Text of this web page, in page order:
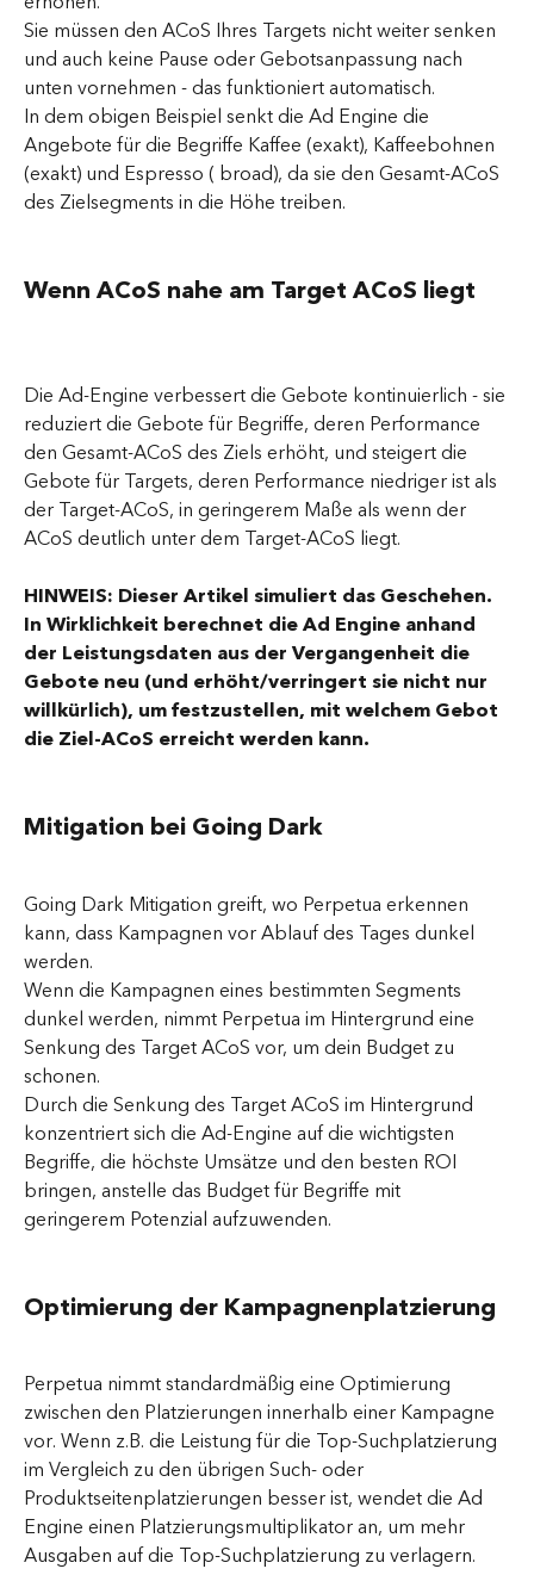
Sie müssen den ACoS Ihres Targets nicht weiter senken
und auch keine Pause oder Gebotsanpassung nach
unten vornehmen - das funktioniert automatisch.
In dem obigen Beispiel senkt die Ad Engine die
Angebote für die Begriffe Kaffee (exakt), Kaffeebohnen
(exakt) und Espresso ( broad), da sie den Gesamt-ACoS
des Zielsegments in die Höhe treiben.
Wenn ACoS nahe am Target ACoS liegt
Die Ad-Engine verbessert die Gebote kontinuierlich - sie
reduziert die Gebote für Begriffe, deren Performance
den Gesamt-ACoS des Ziels erhöht, und steigert die
Gebote für Targets, deren Performance niedriger ist als
der Target-ACoS, in geringerem Maße als wenn der
ACoS deutlich unter dem Target-ACoS liegt.
HINWEIS: Dieser Artikel simuliert das Geschehen.
In Wirklichkeit berechnet die Ad Engine anhand
der Leistungsdaten aus der Vergangenheit die
Gebote neu (und erhöht/verringert sie nicht nur
willkürlich), um festzustellen, mit welchem Gebot
die Ziel-ACoS erreicht werden kann.
Mitigation bei Going Dark
Going Dark Mitigation greift, wo Perpetua erkennen
kann, dass Kampagnen vor Ablauf des Tages dunkel
werden.
Wenn die Kampagnen eines bestimmten Segments
dunkel werden, nimmt Perpetua im Hintergrund eine
Senkung des Target ACoS vor, um dein Budget zu
schonen.
Durch die Senkung des Target ACoS im Hintergrund
konzentriert sich die Ad-Engine auf die wichtigsten
Begriffe, die höchste Umsätze und den besten ROI
bringen, anstelle das Budget für Begriffe mit
geringerem Potenzial aufzuwenden.
Optimierung der Kampagnenplatzierung
Perpetua nimmt standardmäßig eine Optimierung
zwischen den Platzierungen innerhalb einer Kampagne
vor. Wenn z.B. die Leistung für die Top-Suchplatzierung
im Vergleich zu den übrigen Such- oder
Produktseitenplatzierungen besser ist, wendet die Ad
Engine einen Platzierungsmultiplikator an, um mehr
Ausgaben auf die Top-Suchplatzierung zu verlagern.